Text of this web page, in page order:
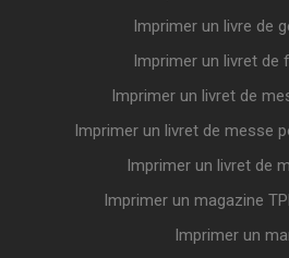
Imprimer un livre de
Imprimer un livret de
Imprimer un livret de
Imprimer un livret de messe
Imprimer un livret de
Imprimer un magazine
Imprimer un